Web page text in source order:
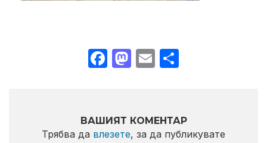
Facebook
Mastodon
Email
ВАШИЯТ КОМЕНТАР
Трябва да влезете, за да публикувате